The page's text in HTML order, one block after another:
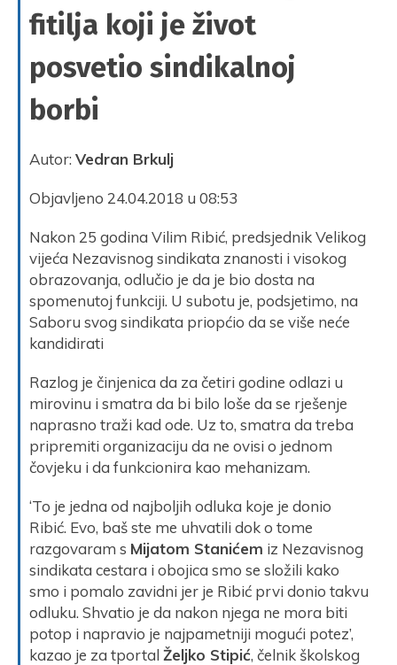
fitilja koji je život
posvetio sindikalnoj
borbi
Autor: Vedran Brkulj
Objavljeno 24.04.2018 u 08:53
Nakon 25 godina Vilim Ribić, predsjednik Velikog
vijeća Nezavisnog sindikata znanosti i visokog
obrazovanja, odlučio je da je bio dosta na
spomenutoj funkciji. U subotu je, podsjetimo, na
Saboru svog sindikata priopćio da se više neće
kandidirati
Razlog je činjenica da za četiri godine odlazi u
mirovinu i smatra da bi bilo loše da se rješenje
naprasno traži kad ode. Uz to, smatra da treba
pripremiti organizaciju da ne ovisi o jednom
čovjeku i da funkcionira kao mehanizam.
‘To je jedna od najboljih odluka koje je donio
Ribić. Evo, baš ste me uhvatili dok o tome
razgovaram s Mijatom Stanićem iz Nezavisnog
sindikata cestara i obojica smo se složili kako
smo i pomalo zavidni jer je Ribić prvi donio takvu
odluku. Shvatio je da nakon njega ne mora biti
potop i napravio je najpametniji mogući potez’,
kazao je za tportal Željko Stipić, čelnik školskog